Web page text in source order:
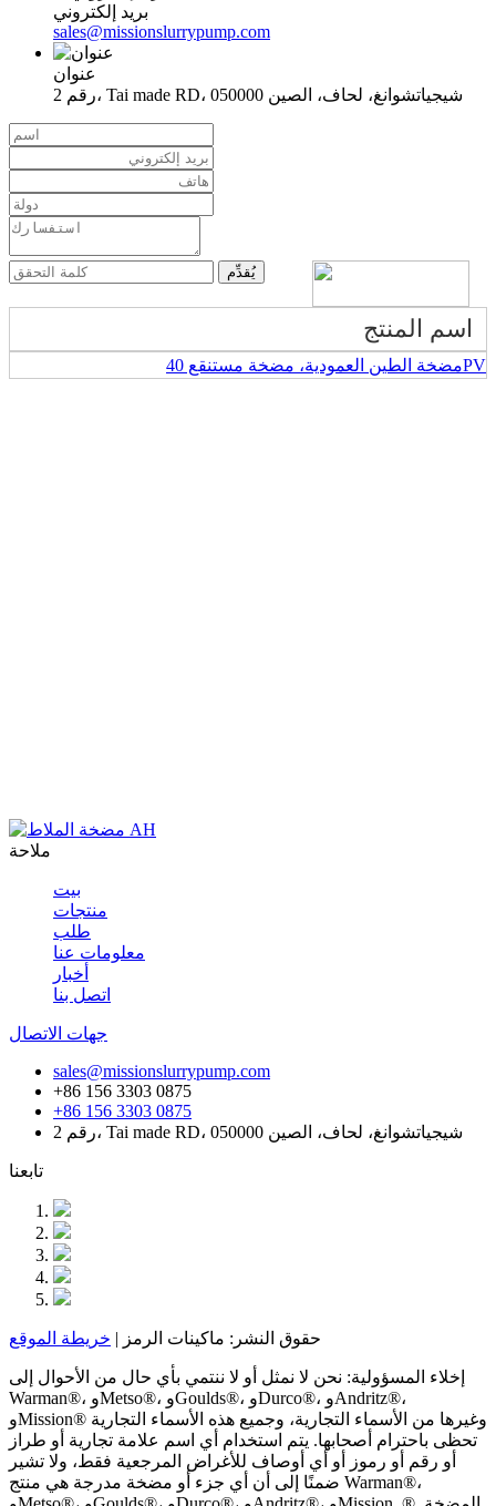
بريد إلكتروني
sales@missionslurrypump.com
عنوان
رقم 2، Tai made RD، شيجياتشوانغ، لحاف، الصين 050000
اسم المنتج
مضخة الطين العمودية، مضخة مستنقع 40PV
ملاحة
بيت
منتجات
طلب
معلومات عنا
أخبار
اتصل بنا
جهات الاتصال
sales@missionslurrypump.com
+86 156 3303 0875
+86 156 3303 0875
رقم 2، Tai made RD، شيجياتشوانغ، لحاف، الصين 050000
تابعنا
حقوق النشر: ماكينات الرمز | خريطة الموقع
إخلاء المسؤولية: نحن لا نمثل أو لا ننتمي بأي حال من الأحوال إلى
Warman®، وMetso®، وGoulds®، وDurco®، وAndritz®،
وMission® وغيرها من الأسماء التجارية، وجميع هذه الأسماء التجارية
تحظى باحترام أصحابها. يتم استخدام أي اسم علامة تجارية أو طراز
أو رقم أو رموز أو أي أوصاف للأغراض المرجعية فقط، ولا تشير
ضمنًا إلى أن أي جزء أو مضخة مدرجة هي منتج Warman®،